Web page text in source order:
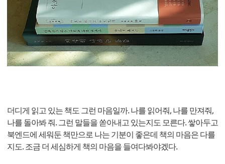
더디게 읽고 있는 책도 그런 마음일까. 나를 읽어줘, 나를 만져줘,
나를 돌아봐 줘. 그런 말들을 쏟아내고 있는지도 모른다. 쌓아두고
북엔드에 세워둔 책만으로 나는 기분이 좋은데 책의 마음은 다를
지도. 조금 더 세심하게 책의 마음을 들여다봐야겠다.